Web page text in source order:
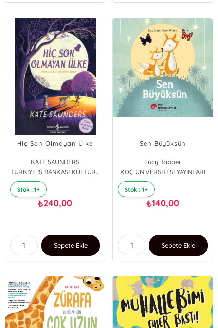
Hiç Son Olmayan Ülke
KATE SAUNDERS
TÜRKİYE İŞ BANKASI KÜLTÜR YAYINLARI
Stok : 1+
₺240,00
Sepete Ekle
Sen Büyüksün
Lucy Tapper
Steve Wilson
KOÇ ÜNİVERSİTESİ YAYINLARI
Stok : 1+
₺140,00
Sepete Ekle